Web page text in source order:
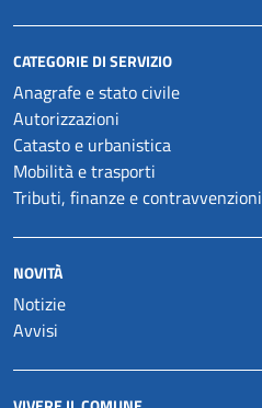
CATEGORIE DI SERVIZIO
Anagrafe e stato civile
Autorizzazioni
Catasto e urbanistica
Mobilità e trasporti
Tributi, finanze e contravvenzioni
NOVITÀ
Notizie
Avvisi